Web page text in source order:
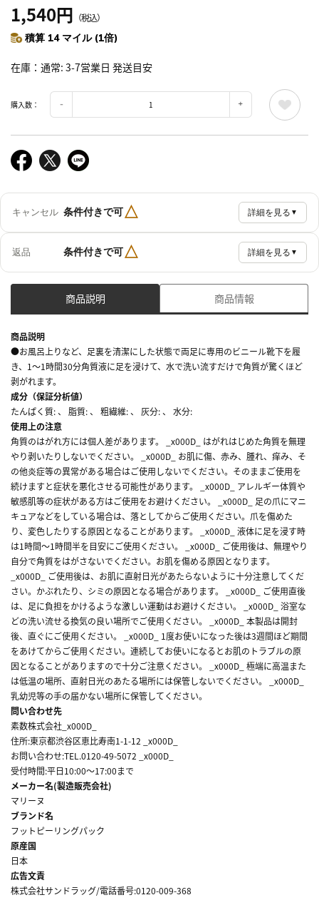
1,540円 （税込）
積算 14 マイル (1倍)
在庫 通常: 3-7営業日 発送目安
購入数：
キャンセル 条件付きで可△ 詳細を見る ▼
返品 条件付きで可△ 詳細を見る ▼
商品説明 商品情報
商品説明
●お風呂上りなど、足裏を清潔にした状態で両足に専用のビニール靴下を履
き、1～1時間30分角質液に足を浸けて、水で洗い流すだけで角質が驚くほど
剥がれます。
成分（保証分析値）
たんぱく質: 、 脂質: 、 粗繊維: 、 灰分: 、 水分:
使用上の注意
角質のはがれ方には個人差があります。 _x000D_ はがれはじめた角質を無理
やり剥いたりしないでください。 _x000D_ お肌に傷、赤み、腫れ、痒み、そ
の他炎症等の異常がある場合はご使用しないでください。そのままご使用を
続けますと症状を悪化させる可能性があります。 _x000D_ アレルギー体質や
敏感肌等の症状がある方はご使用をお避けください。 _x000D_ 足の爪にマニ
キュアなどをしている場合は、落としてからご使用ください。爪を傷めた
り、変色したりする原因となることがあります。 _x000D_ 液体に足を浸す時
は1時間～1時間半を目安にご使用ください。 _x000D_ ご使用後は、無理やり
自分で角質をはがさないでください。お肌を傷める原因となります。
_x000D_ ご使用後は、お肌に直射日光があたらないように十分注意してくだ
さい。かぶれたり、シミの原因となる場合があります。 _x000D_ ご使用直後
は、足に負担をかけるような激しい運動はお避けください。 _x000D_ 浴室な
どの洗い流せる換気の良い場所でご使用ください。 _x000D_ 本製品は開封
後、直ぐにご使用ください。 _x000D_ 1度お使いになった後は3週間ほど期間
をあけてからご使用ください。連続してお使いになるとお肌のトラブルの原
因となることがありますので十分ご注意ください。 _x000D_ 極端に高温また
は低温の場所、直射日光のあたる場所には保管しないでください。 _x000D_
乳幼児等の手の届かない場所に保管してください。
問い合わせ先
素数株式会社_x000D_
住所:東京都渋谷区恵比寿南1-1-12 _x000D_
お問い合わせ:TEL.0120-49-5072 _x000D_
受付時間:平日10:00～17:00まで
メーカー名(製造販売会社)
マリーヌ
ブランド名
フットピーリングパック
原産国
日本
広告文責
株式会社サンドラッグ/電話番号:0120-009-368